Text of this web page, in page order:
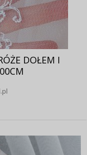
DOŁEM I